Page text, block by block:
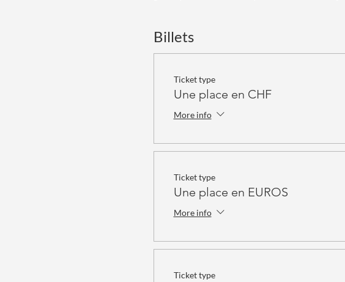
Billets
Ticket type
Une place en CHF
More info
Ticket type
Une place en EUROS
More info
Ticket type